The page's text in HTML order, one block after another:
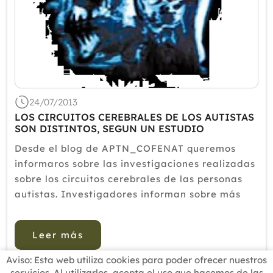
24/07/2013
LOS CIRCUITOS CEREBRALES DE LOS AUTISTAS
SON DISTINTOS, SEGUN UN ESTUDIO
Desde el blog de APTN_COFENAT queremos
informaros sobre las investigaciones realizadas
sobre los circuitos cerebrales de las personas
autistas. Investigadores informan sobre más
sintomas del trastorno. Los circuitos de la
materia gris del cerebro pod...
Leer más
Aviso: Esta web utiliza cookies para poder ofrecer nuestros